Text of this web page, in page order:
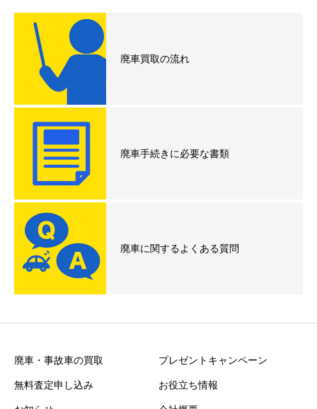
廃車買取の流れ
廃車手続きに必要な書類
廃車に関するよくある質問
廃車・事故車の買取
プレゼントキャンペーン
無料査定申し込み
お役立ち情報